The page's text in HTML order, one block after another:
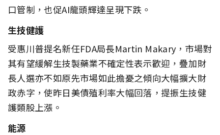
口管制，也促AI龍頭輝達呈現下跌。
生技健護
受惠川普提名新任FDA局長Martin Makary，市場對
其有望緩解生技製藥業不確定性表示歡迎，疊加財
長人選亦不如原先市場如此擔憂之傾向大幅擴大財
政赤字，使昨日美債殖利率大幅回落，提振生技健
護類股上漲。
能源